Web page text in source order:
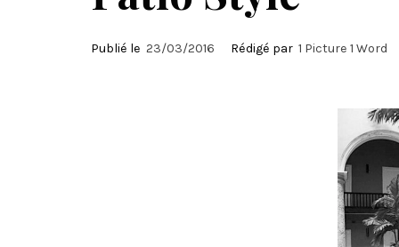
Publié le 23/03/2016 Rédigé par 1 Picture 1 Word